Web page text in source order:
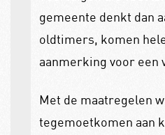
gemeente denkt dan
oldtimers, komen
aanmerking voor een
Met de maatregelen
tegemoetkomen aan